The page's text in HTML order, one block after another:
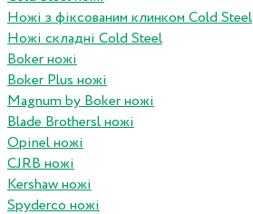
Ножі з фіксованим клинком Cold Steel
Ножі складні Cold Steel
Boker ножі
Boker Plus ножі
Magnum by Boker ножі
Blade Brothersl ножі
Opinel ножі
CJRB ножі
Kershaw ножі
Spyderco ножі